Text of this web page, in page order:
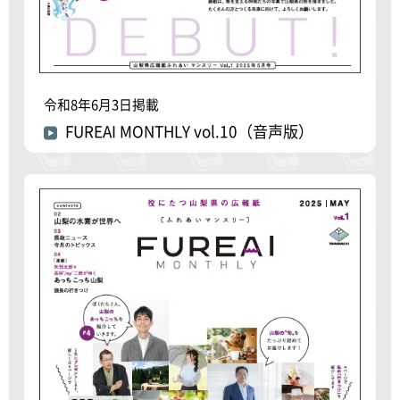
令和8年6月3日掲載
FUREAI MONTHLY vol.10（音声版）